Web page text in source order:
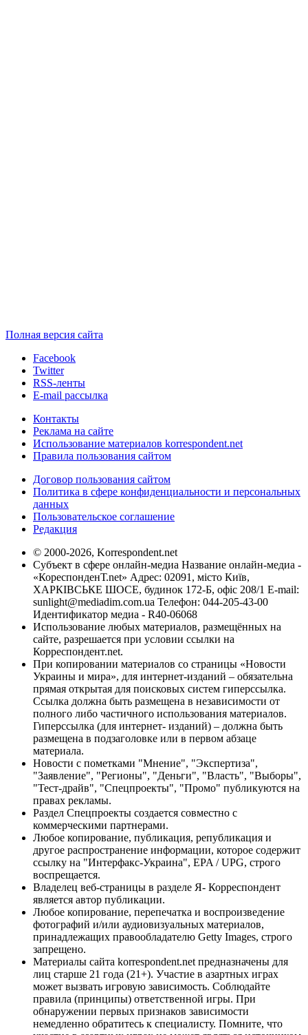
Полная версия сайта
Facebook
Twitter
RSS-ленты
E-mail рассылка
Контакты
Реклама на сайте
Использование материалов korrespondent.net
Правила пользования сайтом
Договор пользования сайтом
Политика в сфере конфиденциальности и персональных
данных
Пользовательское соглашение
Редакция
© 2000-2026, Korrespondent.net
Субъект в сфере онлайн-медиа Название онлайн-медиа -
«КореспонденТ.net» Адрес: 02091, місто Київ,
ХАРКІВСЬКЕ ШОСЕ, будинок 172-Б, офіс 208/1 E-mail:
sunlight@mediadim.com.ua Телефон: 044-205-43-00
Идентификатор медиа - R40-06068
Использование любых материалов, размещённых на
сайте, разрешается при условии ссылки на
Корреспондент.net.
При копировании материалов со страницы «Новости
Украины и мира», для интернет-изданий – обязательна
прямая открытая для поисковых систем гиперссылка.
Ссылка должна быть размещена в независимости от
полного либо частичного использования материалов.
Гиперссылка (для интернет- изданий) – должна быть
размещена в подзаголовке или в первом абзаце
материала.
Новости с пометками "Мнение", "Экспертиза",
"Заявление", "Регионы", "Деньги", "Власть", "Выборы",
"Тест-драйв", "Спецпроекты", "Промо" публикуются на
правах рекламы.
Раздел Спецпроекты создается совместно с
коммерческими партнерами.
Любое копирование, публикация, републикация и
другое распространение информации, которое содержит
ссылку на "Интерфакс-Украина", EPA / UPG, строго
воспрещается.
Владелец веб-страницы в разделе Я- Корреспондент
является автор публикации.
Любое копирование, перепечатка и воспроизведение
фотографий и/или аудиовизуальных материалов,
принадлежащих правообладателю Getty Images, строго
запрещено.
Материалы сайта korrespondent.net предназначены для
лиц старше 21 года (21+). Участие в азартных играх
может вызвать игровую зависимость. Соблюдайте
правила (принципы) ответственной игры. При
обнаружении первых признаков зависимости
немедленно обратитесь к специалисту. Помните, что